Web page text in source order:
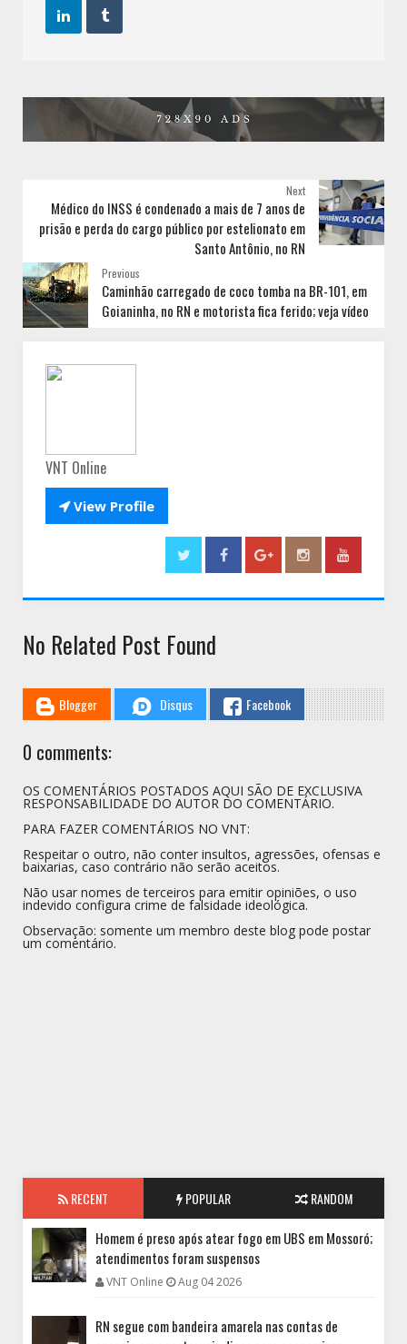
 
Next
Médico do INSS é condenado a mais de 7 anos de
prisão e perda do cargo público por estelionato em
Santo Antônio, no RN
Previous
Caminhão carregado de coco tomba na BR-101, em
Goianinha, no RN e motorista fica ferido; veja vídeo
VNT Online
View Profile
No Related Post Found
Blogger Disqus Facebook
0 comments:
OS COMENTÁRIOS POSTADOS AQUI SÃO DE EXCLUSIVA
RESPONSABILIDADE DO AUTOR DO COMENTÁRIO.
PARA FAZER COMENTÁRIOS NO VNT:
Respeitar o outro, não conter insultos, agressões, ofensas e
baixarias, caso contrário não serão aceitos.
Não usar nomes de terceiros para emitir opiniões, o uso
indevido configura crime de falsidade ideológica.
Observação: somente um membro deste blog pode postar
um comentário.
RECENT POPULAR RANDOM
Homem é preso após atear fogo em UBS em Mossoró;
atendimentos foram suspensos
VNT Online Aug 04 2026
RN segue com bandeira amarela nas contas de